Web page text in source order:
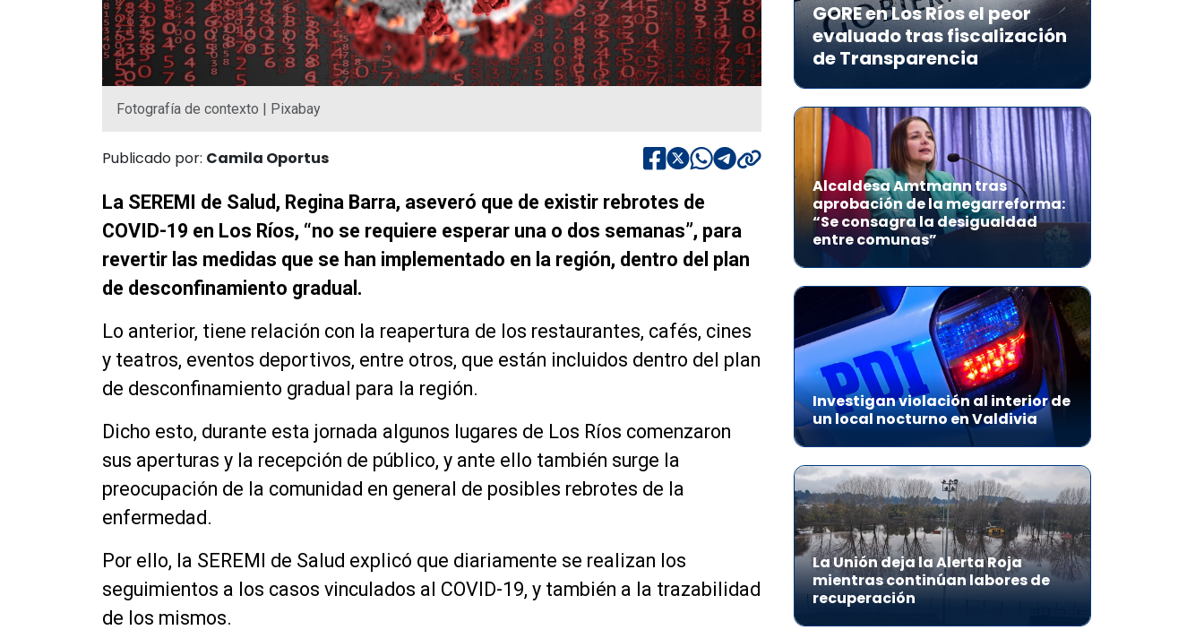
Fotografía de contexto | Pixabay
Publicado por: Camila Oportus
La SEREMI de Salud, Regina Barra, aseveró que de existir rebrotes de
COVID-19 en Los Ríos, “no se requiere esperar una o dos semanas”, para
revertir las medidas que se han implementado en la región, dentro del plan
de desconfinamiento gradual.
Lo anterior, tiene relación con la reapertura de los restaurantes, cafés, cines
y teatros, eventos deportivos, entre otros, que están incluidos dentro del plan
de desconfinamiento gradual para la región.
Dicho esto, durante esta jornada algunos lugares de Los Ríos comenzaron
sus aperturas y la recepción de público, y ante ello también surge la
preocupación de la comunidad en general de posibles rebrotes de la
enfermedad.
Por ello, la SEREMI de Salud explicó que diariamente se realizan los
seguimientos a los casos vinculados al COVID-19, y también a la trazabilidad
de los mismos.
GORE en Los Ríos el peor
evaluado tras fiscalización
de Transparencia
Alcaldesa Amtmann tras
aprobación de la megarreforma:
“Se consagra la desigualdad
entre comunas”
Investigan violación al interior de
un local nocturno en Valdivia
La Unión deja la Alerta Roja
mientras continúan labores de
recuperación